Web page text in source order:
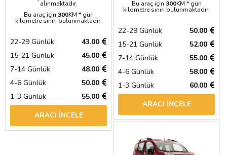
alınmaktadır.
Bu araç için 300KM * gün
kilometre sınırı bulunmaktadır.
22-29 Günlük
43.00
15-21 Günlük
45.00
7-14 Günlük
48.00
4-6 Günlük
50.00
1-3 Günlük
55.00
ARACI İNCELE
Bu araç için 300KM * gün
kilometre sınırı bulunmaktadır.
22-29 Günlük
50.00
15-21 Günlük
52.00
7-14 Günlük
55.00
4-6 Günlük
58.00
1-3 Günlük
60.00
ARACI İNCELE